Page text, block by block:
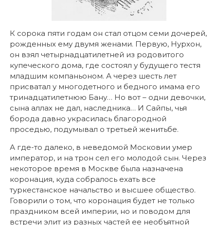
К сорока пяти годам он стал отцом семи дочерей,
рожденных ему двумя женами. Первую, Нурхон,
он взял четырнадцатилетней из родовитого
купеческого дома, где состоял у будущего тестя
младшим компаньоном. А через шесть лет
присватал у многодетного и бедного имама его
тринадцатилетнюю Бану… Но вот – одни девочки,
сына аллах не дал, наследника… И Сайпы, чья
борода давно украсилась благородной
проседью, подумывал о третьей женитьбе.
А где-то далеко, в неведомой Московии умер
император, и на трон сел его молодой сын. Через
некоторое время в Москве была назначена
коронация, куда собралось ехать все
туркестанское начальство и высшее общество.
Говорили о том, что коронация будет не только
праздником всей империи, но и поводом для
встречи элит из разных частей ее необъятной